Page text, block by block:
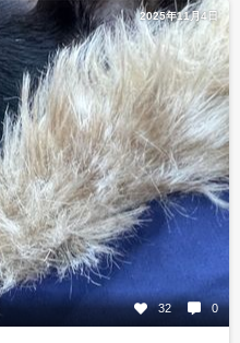
2025年11月4日
32 0